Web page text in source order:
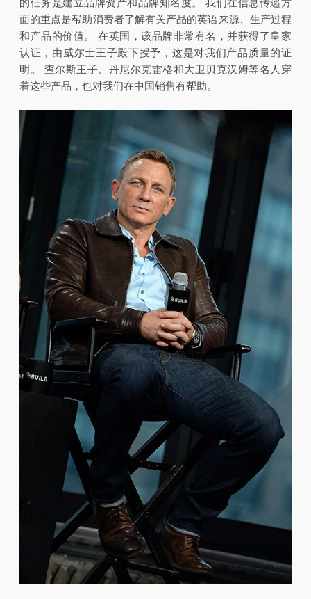
的任务是建立品牌资产和品牌知名度。 我们在信息传递方
面的重点是帮助消费者了解有关产品的英语来源、生产过程
和产品的价值。 在英国，该品牌非常有名，并获得了皇家
认证，由威尔士王子殿下授予，这是对我们产品质量的证
明。 查尔斯王子、丹尼尔克雷格和大卫贝克汉姆等名人穿
着这些产品，也对我们在中国销售有帮助。